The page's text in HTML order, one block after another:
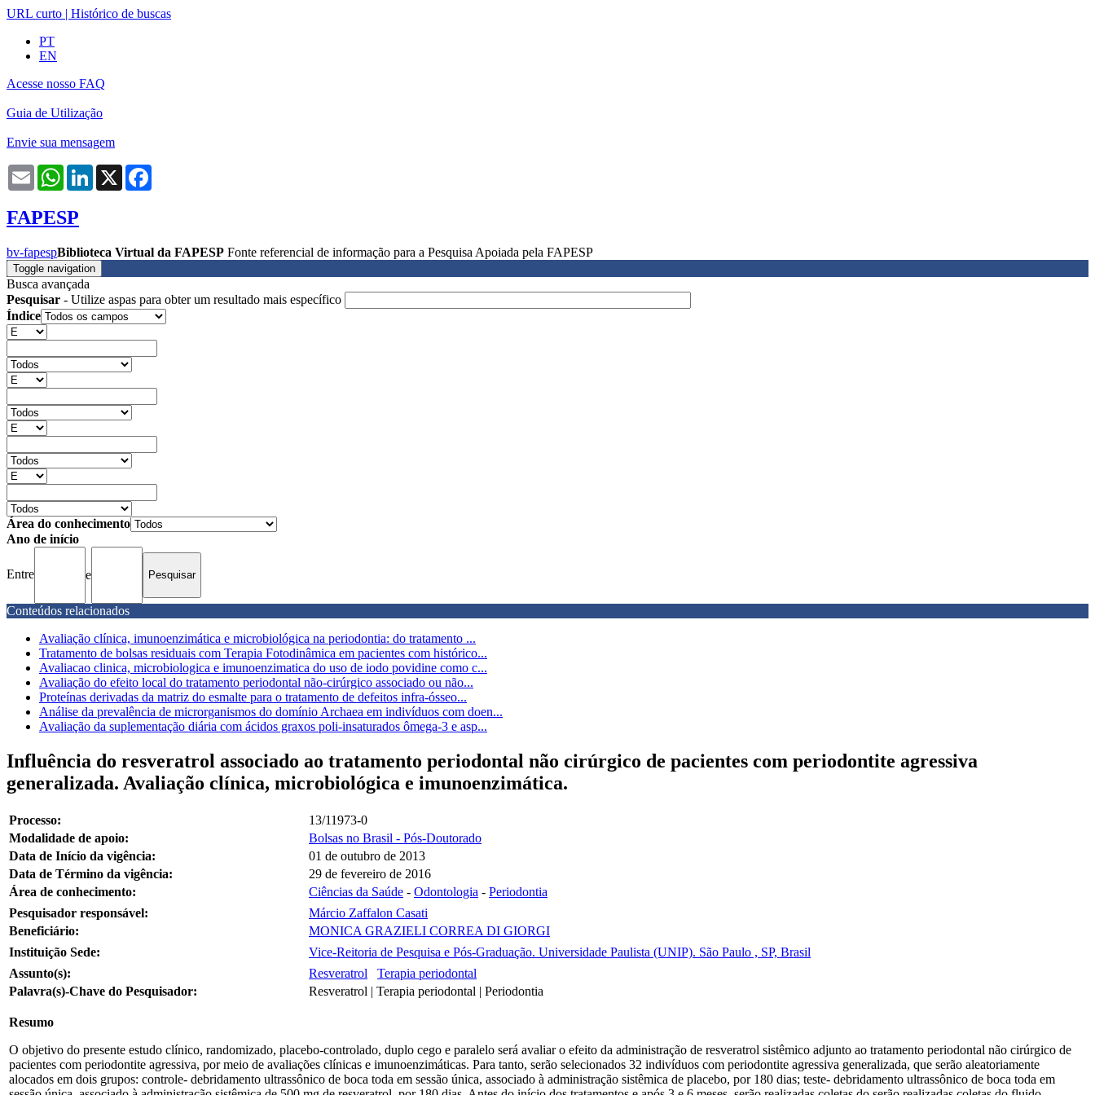
URL curto | Histórico de buscas
PT
EN
Acesse nosso FAQ
Guia de Utilização
Envie sua mensagem
Email WhatsAppLinkedIn
X
FAPESP
bv-fapespBiblioteca Virtual da FAPESP Fonte referencial de informação para a Pesquisa Apoiada pela FAPESP
Toggle navigation
Busca avançada
Pesquisar - Utilize aspas para obter um resultado mais específico
Índice
Área do conhecimento
Ano de início
Entre e
Conteúdos relacionados
Avaliação clínica, imunoenzimática e microbiológica na periodontia: do tratamento ...
Tratamento de bolsas residuais com Terapia Fotodinâmica em pacientes com histórico...
Avaliacao clinica, microbiologica e imunoenzimatica do uso de iodo povidine como c...
Avaliação do efeito local do tratamento periodontal não-cirúrgico associado ou não...
Proteínas derivadas da matriz do esmalte para o tratamento de defeitos infra-ósseo...
Análise da prevalência de microrganismos do domínio Archaea em indivíduos com doen...
Avaliação da suplementação diária com ácidos graxos poli-insaturados ômega-3 e asp...
Influência do resveratrol associado ao tratamento periodontal não cirúrgico de pacientes com periodontite agressiva
generalizada. Avaliação clínica, microbiológica e imunoenzimática.
Processo:
13/11973-0
Modalidade de apoio:
Bolsas no Brasil - Pós-Doutorado
Data de Início da vigência:
01 de outubro de 2013
Data de Término da vigência:
29 de fevereiro de 2016
Área de conhecimento:
Ciências da Saúde - Odontologia - Periodontia
Pesquisador responsável:
Márcio Zaffalon Casati
Beneficiário:
MONICA GRAZIELI CORREA DI GIORGI
Instituição Sede:
Vice-Reitoria de Pesquisa e Pós-Graduação. Universidade Paulista (UNIP). São Paulo , SP, Brasil
Assunto(s):
Resveratrol
Terapia periodontal
Palavra(s)-Chave do Pesquisador:
Resveratrol | Terapia periodontal | Periodontia
Resumo
O objetivo do presente estudo clínico, randomizado, placebo-controlado, duplo cego e paralelo será avaliar o efeito da administração de resveratrol sistêmico adjunto ao tratamento periodontal não cirúrgico de
pacientes com periodontite agressiva, por meio de avaliações clínicas e imunoenzimáticas. Para tanto, serão selecionados 32 indivíduos com periodontite agressiva generalizada, que serão aleatoriamente
alocados em dois grupos: controle- debridamento ultrassônico de boca toda em sessão única, associado à administração sistêmica de placebo, por 180 dias; teste- debridamento ultrassônico de boca toda em